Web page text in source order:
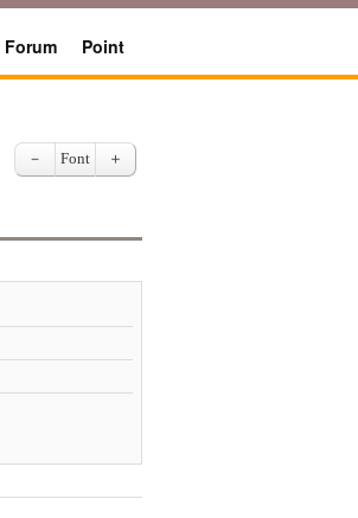
Forum Point
－ Font ＋